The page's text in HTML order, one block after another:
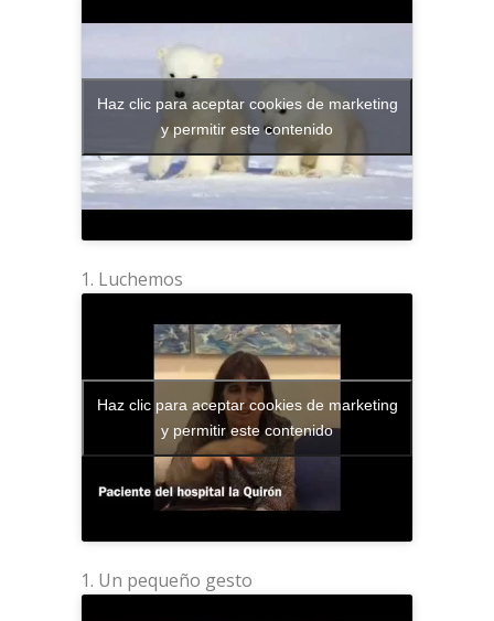
Haz clic para aceptar cookies de marketing
y permitir este contenido
Luchemos
Haz clic para aceptar cookies de marketing
y permitir este contenido
Un pequeño gesto